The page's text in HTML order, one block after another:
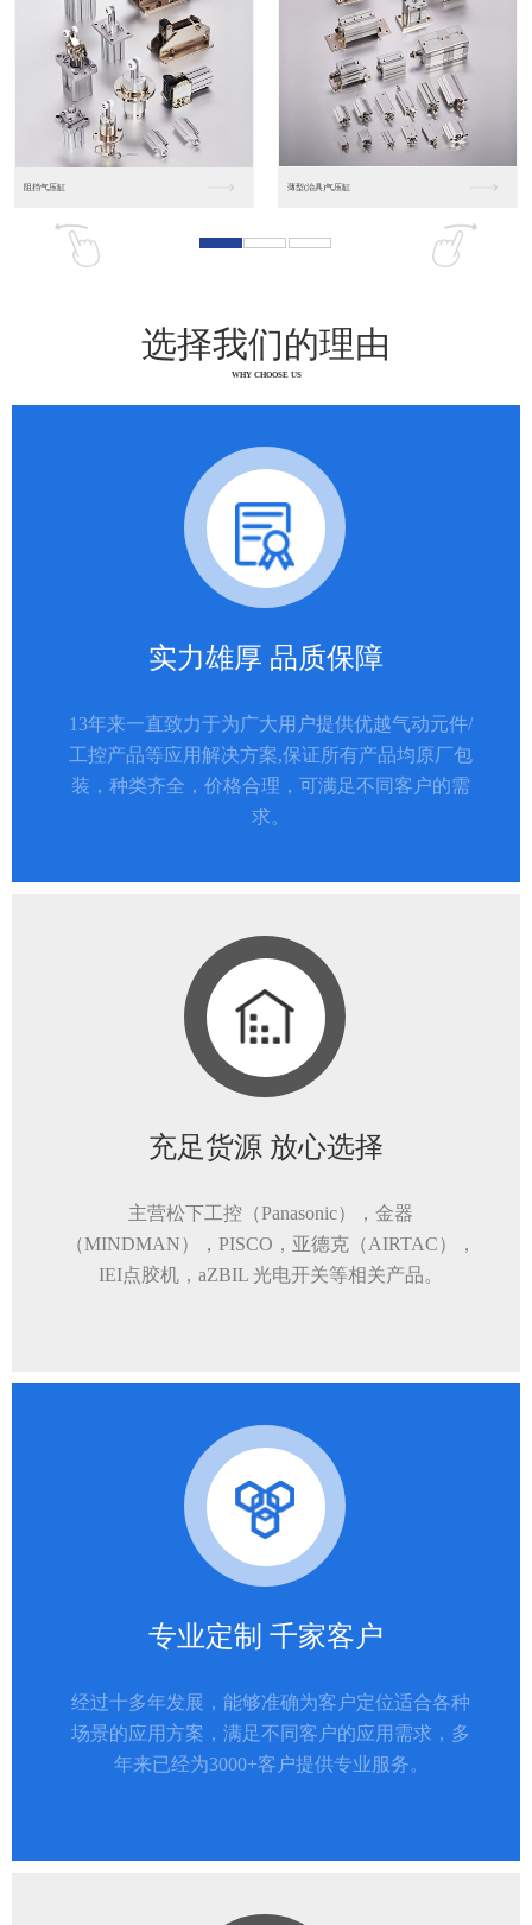
松下人机界面DP10... 数字光钎传感器FX-...
选择我们的理由
WHY CHOOSE US
实力雄厚 品质保障
13年来一直致力于为广大用户提供优越气动元件/
工控产品等应用解决方案,保证所有产品均原厂包
装，种类齐全，价格合理，可满足不同客户的需
求。
充足货源 放心选择
主营松下工控（Panasonic），金器
（MINDMAN），PISCO，亚德克（AIRTAC），
IEI点胶机，aZBIL 光电开关等相关产品。
专业定制 千家客户
经过十多年发展，能够准确为客户定位适合各种
场景的应用方案，满足不同客户的应用需求，多
年来已经为3000+客户提供专业服务。